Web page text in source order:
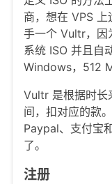
商，想在 VPS 上
手一个 Vultr，因
系统 ISO 并且自
Windows，512
Vultr 是根据时长
间，扣对应的款
Paypal、支付宝
了。
注册